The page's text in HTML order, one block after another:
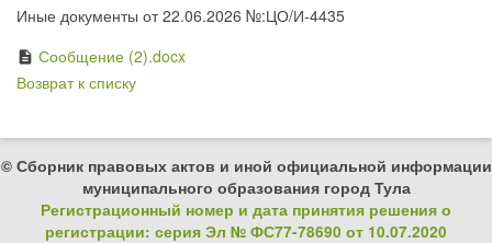
Иные документы от 22.06.2026 №:ЦО/И-4435
description Сообщение (2).docx
Возврат к списку
© Сборник правовых актов и иной официальной информации
муниципального образования город Тула
Регистрационный номер и дата принятия решения о
регистрации: серия Эл № ФС77-78690 от 10.07.2020